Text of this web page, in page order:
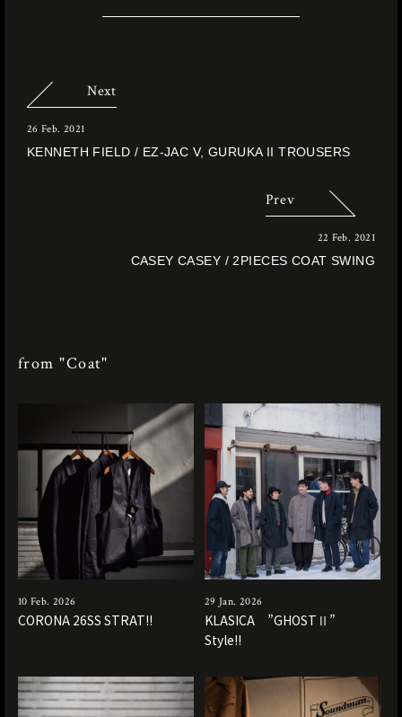
Next
26 Feb. 2021
KENNETH FIELD / EZ-JAC V, GURUKA II TROUSERS
Prev
22 Feb. 2021
CASEY CASEY / 2PIECES COAT SWING
from "Coat"
10 Feb. 2026
CORONA 26SS STRAT!!
29 Jan. 2026
KLASICA ”GHOSTⅡ”
Style!!